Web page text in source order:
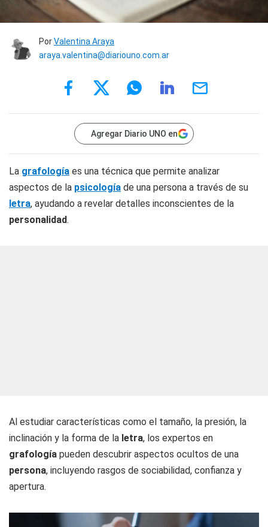
PorValentina Araya
araya.valentina@diariouno.com.ar
Agregar Diario UNO en
La grafología es una técnica que permite analizar
aspectos de la psicología de una persona a través de su
letra, ayudando a revelar detalles inconscientes de la
personalidad.
Al estudiar características como el tamaño, la presión, la
inclinación y la forma de la letra, los expertos en
grafología pueden descubrir aspectos ocultos de una
persona, incluyendo rasgos de sociabilidad, confianza y
apertura.